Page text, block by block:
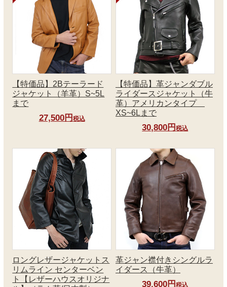
【特価品】2Bテーラード
ジャケット（羊革）S~5L
まで
27,500円 税込
【特価品】革ジャンダブル
ライダースジャケット（牛
革）アメリカンタイプ
XS~6Lまで
30,800円税込
ロングレザージャケットス
リムライン センターベン
ト【レザーハウスオリジナ
革ジャン襟付きシングルラ
イダース（牛革）
39,600円税込